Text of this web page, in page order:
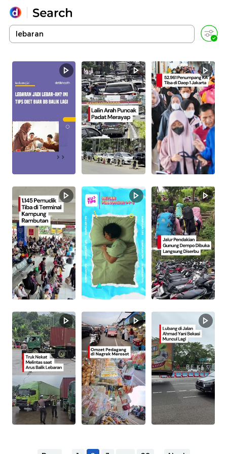
Yang sedang ramai dicari
Loading...
Promoted
Terakhir yang dicari